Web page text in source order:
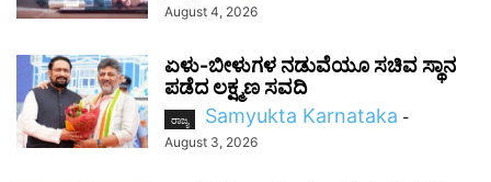
August 4, 2026
ಏಳು-ಬೀಳುಗಳ ನಡುವೆಯೂ ಸಚಿವ ಸ್ಥಾನ
ಪಡೆದ ಲಕ್ಷ್ಮಣ ಸವದಿ
ರಾಜ್ಯ Samyukta Karnataka -
August 3, 2026